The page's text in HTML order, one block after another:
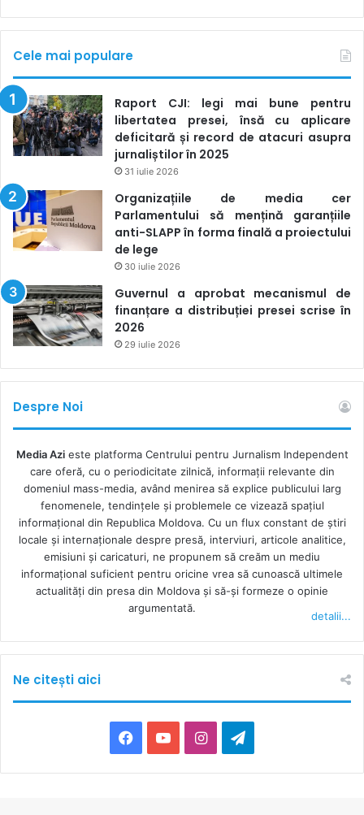
Cele mai populare
Raport CJI: legi mai bune pentru
libertatea presei, însă cu aplicare
deficitară și record de atacuri asupra
jurnaliștilor în 2025
31 iulie 2026
Organizațiile de media cer
Parlamentului să mențină garanțiile
anti-SLAPP în forma finală a proiectului
de lege
30 iulie 2026
Guvernul a aprobat mecanismul de
finanțare a distribuției presei scrise în
2026
29 iulie 2026
Despre Noi
Media Azieste platforma Centrului pentru Jurnalism Independent
care oferă, cu o periodicitate zilnică, informații relevante din
domeniul mass-media, având menirea să explice publicului larg
fenomenele, tendințele și problemele ce vizează spațiul
informațional din Republica Moldova. Cu un flux constant de ştiri
locale şi internaţionale despre presă, interviuri, articole analitice,
emisiuni și caricaturi, ne propunem să creăm un mediu
informaţional suficient pentru oricine vrea să cunoască ultimele
actualităţi din presa din Moldova şi să-şi formeze o opinie
argumentată.
detalii...
Ne citești aici
a
o
I
n
e